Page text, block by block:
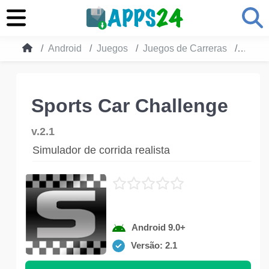
Android Juegos Juegos de Carreras
Sports Car Challenge
v.2.1
Simulador de corrida realista
Android 9.0+
Versão: 2.1